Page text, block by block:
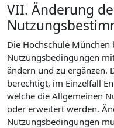
VII. Änderung
Die Hochschule München
Nutzungsbedingungen
ändern und zu ergänzen.
berechtigt, im Einzelfall
welche die Allgemeinen
oder erweitert werden.
Nutzungsbedingungen